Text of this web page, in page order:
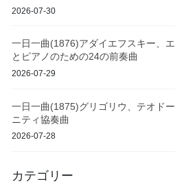
2026-07-30
一日一曲(1876)アダイエフスキー、
とピアノのための24の前奏曲
2026-07-29
一日一曲(1875)グリゴリウ、テオド
ニティ協奏曲
2026-07-28
カテゴリー